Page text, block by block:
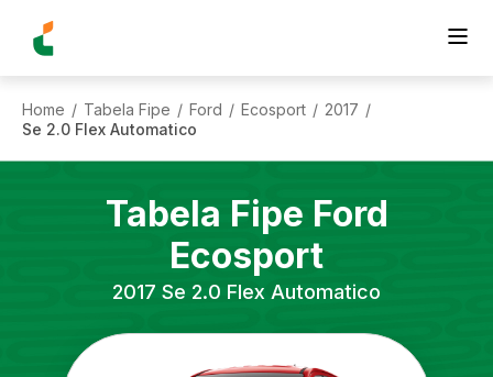
Home / Tabela Fipe / Ford / Ecosport / 2017 /
Se 2.0 Flex Automatico
Tabela Fipe Ford
Ecosport
2017 Se 2.0 Flex Automatico